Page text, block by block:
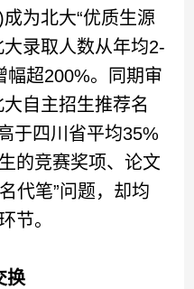
为北大“优质生源
录取人数从年均2-
幅超200%。同期审
自主招生推荐名
于四川省平均35%
的竞赛奖项、论文
代笔”问题，却均
节。
换